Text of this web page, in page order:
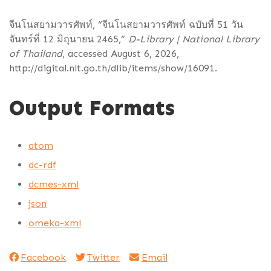
จีนโนสยามวารศัพท์, “จีนโนสยามวารศัพท์ ฉบับที่ 51 วัน
จันทร์ที่ 12 มิถุนายน 2465,” D-Library | National Library
of Thailand, accessed August 6, 2026,
http://digital.nlt.go.th/dlib/items/show/16091.
Output Formats
atom
dc-rdf
dcmes-xml
json
omeka-xml
Facebook Twitter Email